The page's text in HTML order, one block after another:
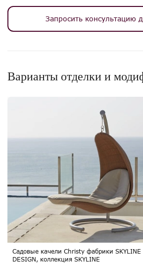
Запросить консультацию
Варианты отделки и
Садовые качели Christy фабрики SKYLINE
DESIGN, коллекция SKYLINE